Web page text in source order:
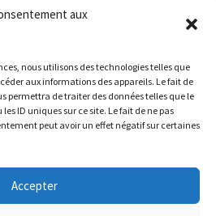
aux
nous utilisons des technologies telles que
aux informations des appareils. Le fait de
permettra de traiter des données telles que le
ID uniques sur ce site. Le fait de ne pas
peut avoir un effet négatif sur certaines
Accepter